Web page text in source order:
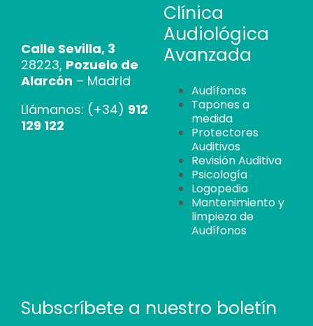
Calle Sevilla, 3
28223, Pozuelo de
Alarcón – Madrid
Llámanos: (+34) 912
129 122
Clínica
Audiológica
Avanzada
Audífonos
Tapones a
medida
Protectores
Auditivos
Revisión Auditiva
Psicología
Logopedia
Mantenimiento y
limpieza de
Audífonos
Subscríbete a nuestro boletín